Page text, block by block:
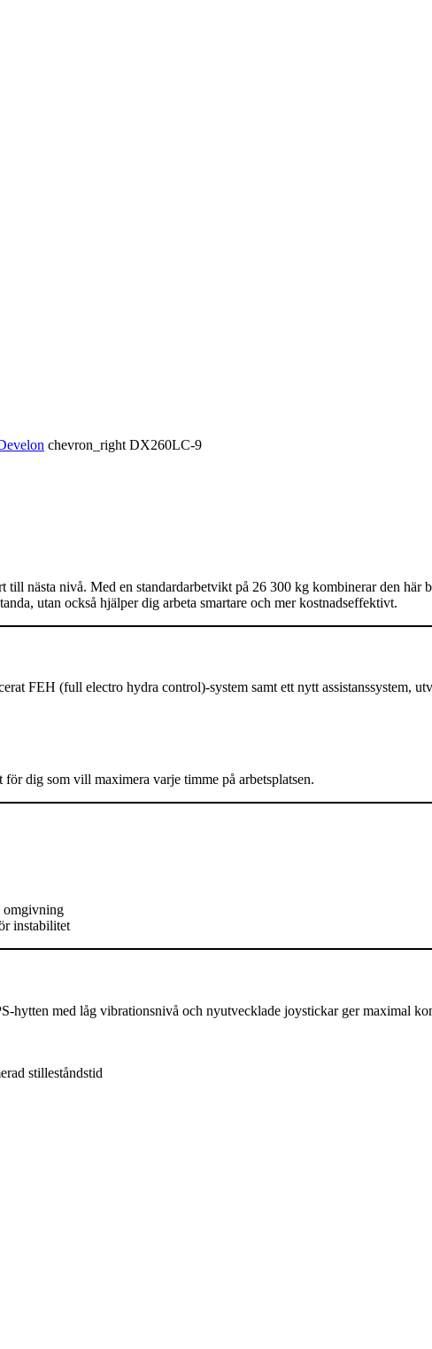
chevron_right DX260LC-9
nästa nivå. Med en standardarbetvikt på 26 300 kg kombinerar den här
utan också hjälper dig arbeta smartare och mer kostnadseffektivt.
FEH (full electro hydra control)-system samt ett nytt assistanssystem,
dig som vill maximera varje timme på arbetsplatsen.
omgivning
instabilitet
med låg vibrationsnivå och nyutvecklade joystickar ger maximal
stilleståndstid